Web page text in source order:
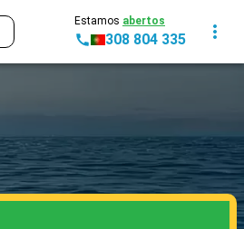
Estamos abertos
308 804 335